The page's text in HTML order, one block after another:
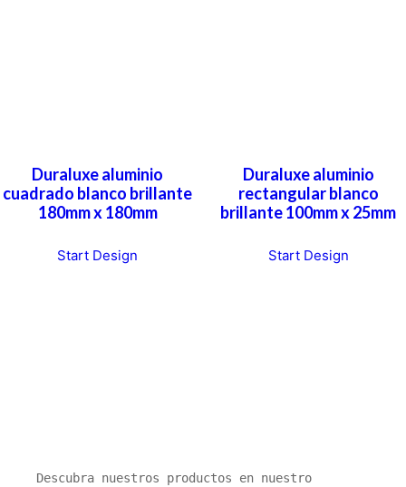
Duraluxe aluminio
cuadrado blanco brillante
180mm x 180mm
Start Design
Duraluxe aluminio
rectangular blanco
brillante 100mm x 25mm
Start Design
Descubra nuestros productos en nuestro